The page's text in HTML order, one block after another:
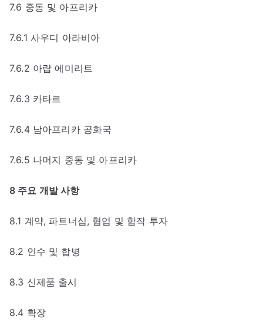
7.6 중동 및 아프리카
7.6.1 사우디 아라비아
7.6.2 아랍 에미리트
7.6.3 카타르
7.6.4 남아프리카 공화국
7.6.5 나머지 중동 및 아프리카
8 주요 개발 사항
8.1 계약, 파트너십, 협업 및 합작 투자
8.2 인수 및 합병
8.3 신제품 출시
8.4 확장